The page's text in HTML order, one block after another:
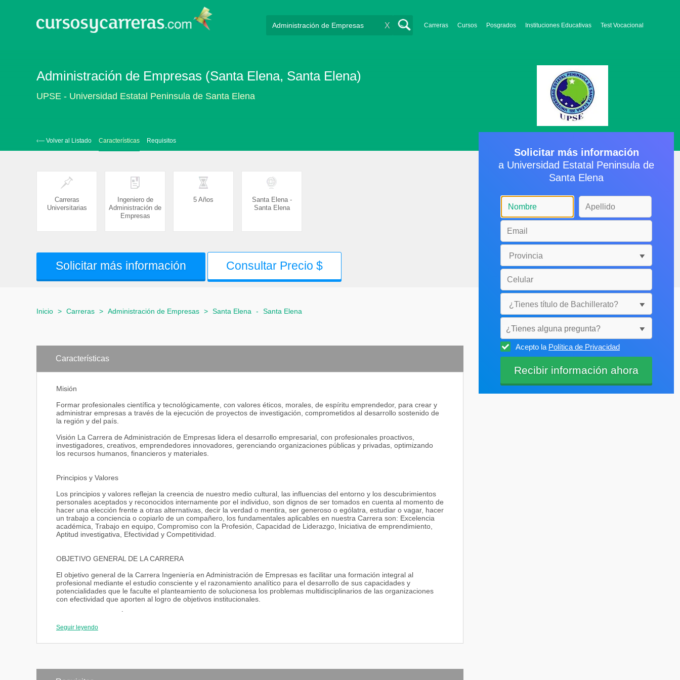
Carreras Cursos Posgrados Instituciones Educativas Test Vocacional
X
Administración de Empresas (Santa Elena, Santa Elena)
UPSE - Universidad Estatal Peninsula de Santa Elena
‹— Volver al Listado Características Requisitos
Carreras
Universitarias
Ingeniero de
Administración de
Empresas
5 Años
Santa Elena -
Santa Elena
Solicitar más información Consultar Precio $
Inicio > Carreras > Administración de Empresas > Santa Elena - Santa Elena
Características
Misión
Formar profesionales científica y tecnológicamente, con valores éticos, morales, de espíritu emprendedor, para crear y
administrar empresas a través de la ejecución de proyectos de investigación, comprometidos al desarrollo sostenido de
la región y del país.
Visión La Carrera de Administración de Empresas lidera el desarrollo empresarial, con profesionales proactivos,
investigadores, creativos, emprendedores innovadores, gerenciando organizaciones públicas y privadas, optimizando
los recursos humanos, financieros y materiales.
Principios y Valores
Los principios y valores reflejan la creencia de nuestro medio cultural, las influencias del entorno y los descubrimientos
personales aceptados y reconocidos internamente por el individuo, son dignos de ser tomados en cuenta al momento de
hacer una elección frente a otras alternativas, decir la verdad o mentira, ser generoso o ególatra, estudiar o vagar, hacer
un trabajo a conciencia o copiarlo de un compañero, los fundamentales aplicables en nuestra Carrera son: Excelencia
académica, Trabajo en equipo, Compromiso con la Profesión, Capacidad de Liderazgo, Iniciativa de emprendimiento,
Aptitud investigativa, Efectividad y Competitividad.
OBJETIVO GENERAL DE LA CARRERA
El objetivo general de la Carrera Ingeniería en Administración de Empresas es facilitar una formación integral al
profesional mediante el estudio consciente y el razonamiento analítico para el desarrollo de sus capacidades y
potencialidades que le faculte el planteamiento de solucionesa los problemas multidisciplinarios de las organizaciones
con efectividad que aporten al logro de objetivos institucionales.
Comprender el funcionamiento de una unidad productiva de bienes y servicios, como componente básico del desarrollo
Seguir leyendo
Solicitar más información
a Universidad Estatal Peninsula de
Santa Elena
¿Tienes alguna pregunta?
Selecciónala
Acepto la Política de Privacidad